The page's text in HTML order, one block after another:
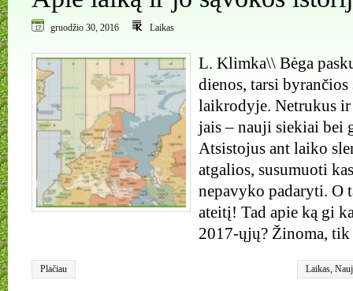
gruodžio 30, 2016 Laikas
L. Klimka\\ Bėga
dienos, tarsi
laikrodyje. Netrukus
jais – nauji siekiai bei
Atsistojus ant laiko
atgalios, susumuoti
nepavyko padaryti. O
ateitį! Tad apie ką gi
2017-ųjų? Žinoma,
Plačiau Laikas,